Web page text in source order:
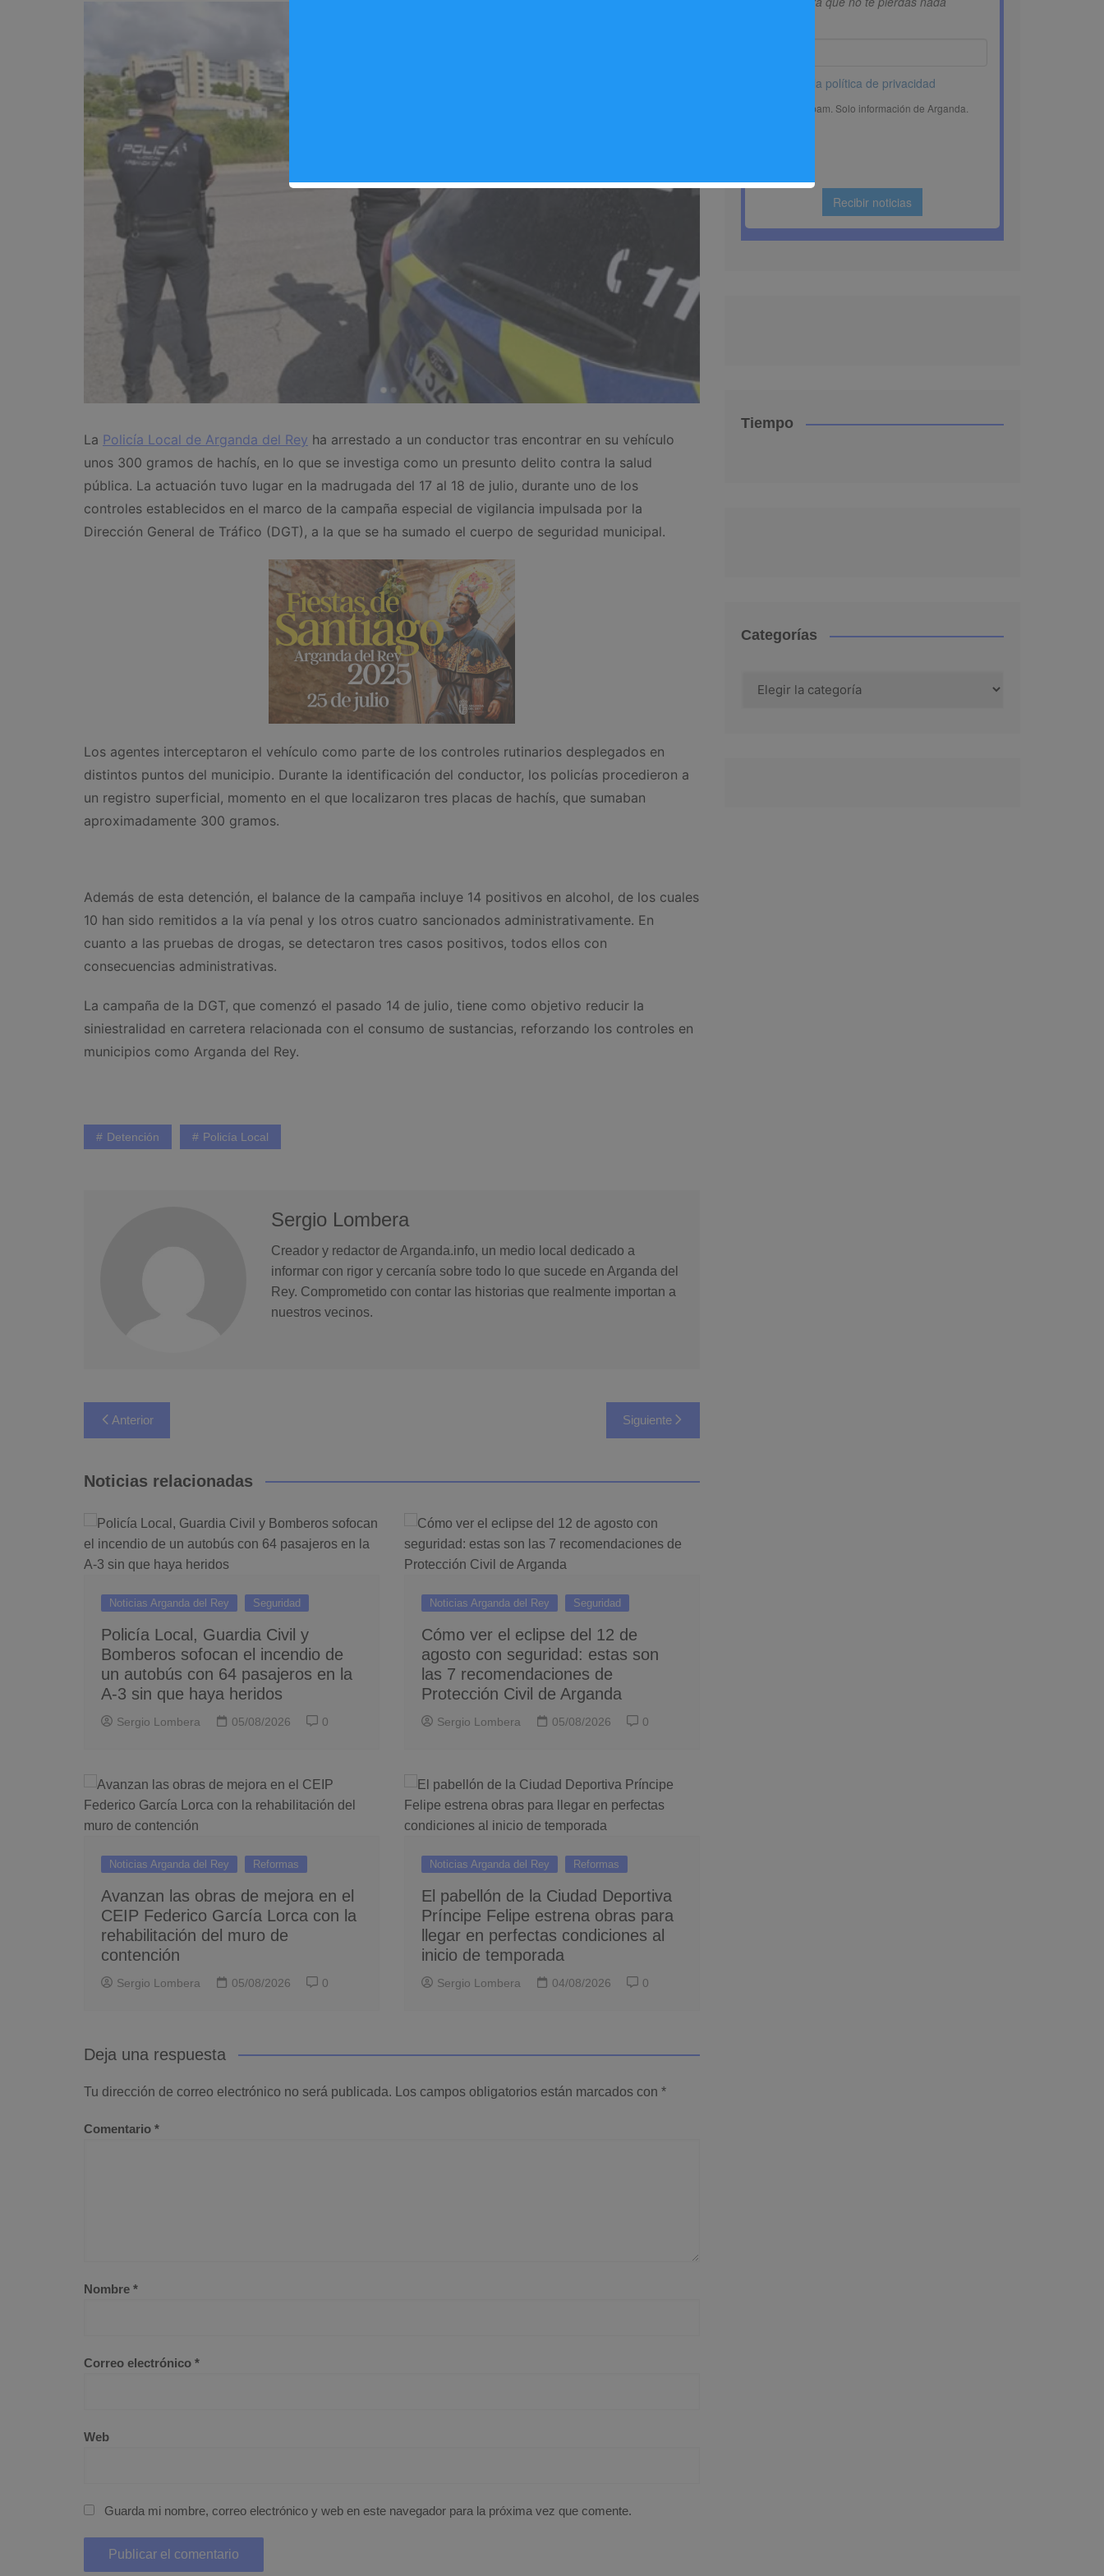
La Policía Local de Arganda del Rey ha arrestado a un conductor tras encontrar en su vehículo
unos 300 gramos de hachís, en lo que se investiga como un presunto delito contra la salud
pública. La actuación tuvo lugar en la madrugada del 17 al 18 de julio, durante uno de los
controles establecidos en el marco de la campaña especial de vigilancia impulsada por la
Dirección General de Tráfico (DGT), a la que se ha sumado el cuerpo de seguridad municipal.
Los agentes interceptaron el vehículo como parte de los controles rutinarios desplegados en
distintos puntos del municipio. Durante la identificación del conductor, los policías procedieron a
un registro superficial, momento en el que localizaron tres placas de hachís, que sumaban
aproximadamente 300 gramos.
Además de esta detención, el balance de la campaña incluye 14 positivos en alcohol, de los cuales
10 han sido remitidos a la vía penal y los otros cuatro sancionados administrativamente. En
cuanto a las pruebas de drogas, se detectaron tres casos positivos, todos ellos con
consecuencias administrativas.
La campaña de la DGT, que comenzó el pasado 14 de julio, tiene como objetivo reducir la
siniestralidad en carretera relacionada con el consumo de sustancias, reforzando los controles en
municipios como Arganda del Rey.
Detención Policía Local
Sergio Lombera
Creador y redactor de Arganda.info, un medio local dedicado a
informar con rigor y cercanía sobre todo lo que sucede en Arganda del
Rey. Comprometido con contar las historias que realmente importan a
nuestros vecinos.
Navegación
de
entradas
Anterior Siguiente
Noticias relacionadas
Noticias Arganda del Rey Seguridad
Policía Local, Guardia Civil y
Bomberos sofocan el incendio de
un autobús con 64 pasajeros en la
A-3 sin que haya heridos
Sergio Lombera 05/08/2026 0
Noticias Arganda del Rey Seguridad
Cómo ver el eclipse del 12 de
agosto con seguridad: estas son
las 7 recomendaciones de
Protección Civil de Arganda
Sergio Lombera 05/08/2026 0
Noticias Arganda del Rey Reformas
Avanzan las obras de mejora en el
CEIP Federico García Lorca con la
rehabilitación del muro de
contención
Sergio Lombera 05/08/2026 0
Noticias Arganda del Rey Reformas
El pabellón de la Ciudad Deportiva
Príncipe Felipe estrena obras para
llegar en perfectas condiciones al
inicio de temporada
Sergio Lombera 04/08/2026 0
Deja una respuesta
Tu dirección de correo electrónico no será publicada. Los campos obligatorios están marcados con *
Comentario *
Nombre *
Correo electrónico *
Web
Guarda mi nombre, correo electrónico y web en este navegador para la próxima vez que comente.
Tiempo
Categorías